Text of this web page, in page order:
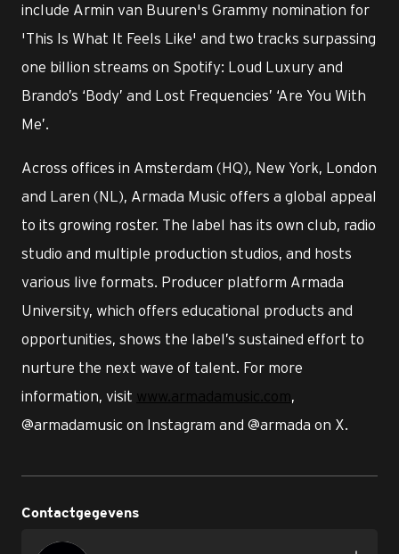
include Armin van Buuren's Grammy nomination for
'This Is What It Feels Like' and two tracks surpassing
one billion streams on Spotify: Loud Luxury and
Brando’s ‘Body’ and Lost Frequencies’ ‘Are You With
Me’.
Across offices in Amsterdam (HQ), New York, London
and Laren (NL), Armada Music offers a global appeal
to its growing roster. The label has its own club, radio
studio and multiple production studios, and hosts
various live formats. Producer platform Armada
University, which offers educational products and
opportunities, shows the label’s sustained effort to
nurture the next wave of talent. For more
information, visit www.armadamusic.com,
@armadamusic on Instagram and @armada on X.
Contactgegevens